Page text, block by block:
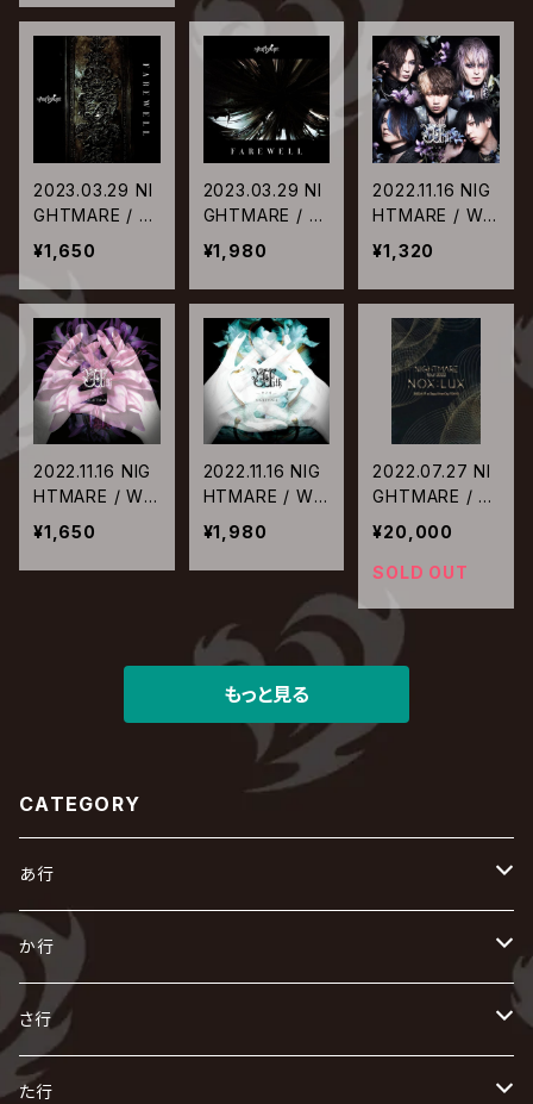
2023.03.29 NI
GHTMARE / FA
REWELL【Type
-B】
¥1,650
2023.03.29 NI
GHTMARE / FA
REWELL【Type
-A】
¥1,980
2022.11.16 NIG
HTMARE / Wit
h【Type-C】
¥1,320
2022.11.16 NIG
HTMARE / Wit
h【Type-B】
¥1,650
2022.11.16 NIG
HTMARE / Wit
h【Type-A】
¥1,980
2022.07.27 NI
GHTMARE / NI
GHTMARE TO
UR 2022 NOX:
LUX 2022.4.17
City TOKYO
【限定盤】
¥20,000
SOLD OUT
もっと見る
CATEGORY
あ行
あ
R指定
AIOLIN
い
IKUO
う
か行
か
怪人二十面奏
き
さ行
さ
た行